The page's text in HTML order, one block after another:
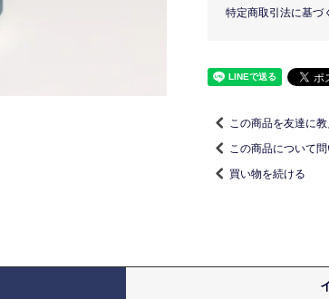
特定商取引法に基づ
この商品を友達に教
この商品について
買い物を続ける